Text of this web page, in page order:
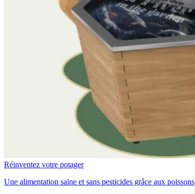
Réinventez votre potager
Une alimentation saine et sans pesticides grâce aux poissons